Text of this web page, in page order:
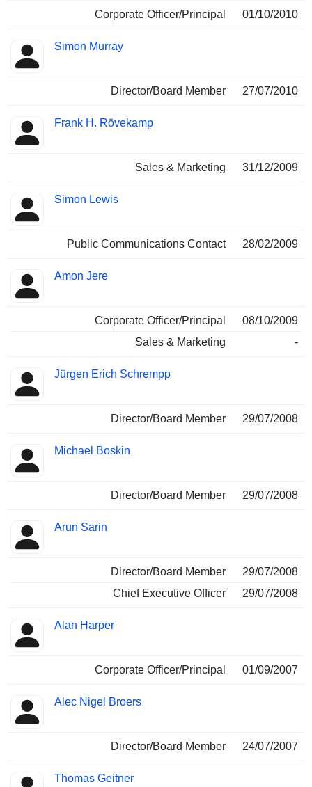
Corporate Officer/Principal 01/10/2010
Simon Murray
Director/Board Member 27/07/2010
Frank H. Rövekamp
Sales & Marketing 31/12/2009
Simon Lewis
Public Communications Contact 28/02/2009
Amon Jere
Corporate Officer/Principal
08/10/2009
Sales & Marketing
-
Jürgen Erich Schrempp
Director/Board Member 29/07/2008
Michael Boskin
Director/Board Member 29/07/2008
Arun Sarin
Director/Board Member
29/07/2008
Chief Executive Officer
29/07/2008
Alan Harper
Corporate Officer/Principal 01/09/2007
Alec Nigel Broers
Director/Board Member 24/07/2007
Thomas Geitner